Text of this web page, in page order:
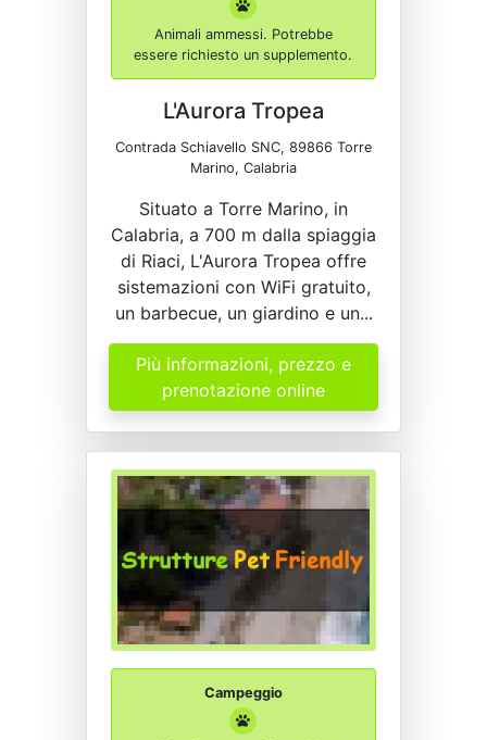
Animali ammessi. Potrebbe
essere richiesto un supplemento.
L'Aurora Tropea
Contrada Schiavello SNC, 89866 Torre
Marino, Calabria
Situato a Torre Marino, in
Calabria, a 700 m dalla spiaggia
di Riaci, L'Aurora Tropea offre
sistemazioni con WiFi gratuito,
un barbecue, un giardino e un...
Più informazioni, prezzo e
prenotazione online
Campeggio